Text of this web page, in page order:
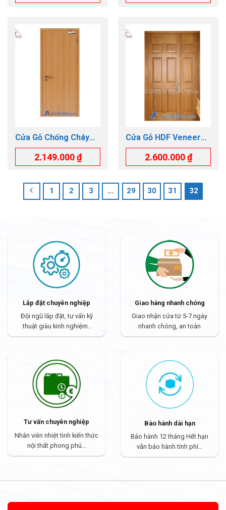
Cửa Gỗ Chống Cháy
GTD.GCC-P1
2.149.000₫
Cửa Gỗ HDF Veneer
GTD HDFV 9A ASH
2.600.000₫
1 2 3 … 29 30 31 32
Lắp đặt chuyên nghiệp
Đội ngũ lắp đặt, tư vấn kỹ
thuật giàu kinh nghiệm..
Giao hàng nhanh chóng
Giao nhận cửa từ 5-7 ngày
nhanh chóng, an toàn
Tư vấn chuyên nghiệp
Nhân viên nhiệt tình kiến thức
nội thất phong phú…
Bào hành dài hạn
Bảo hành 12 tháng Hết hạn
vẫn bảo hành tính phí…